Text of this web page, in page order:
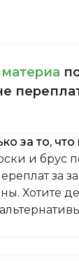
за то,
и брус
за
Хотите